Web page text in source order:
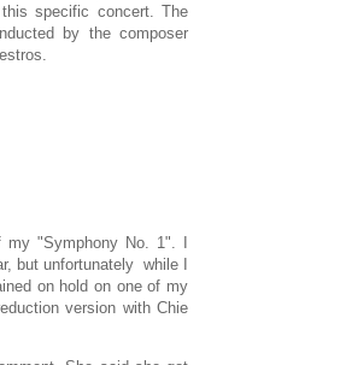
specific concert. The
by the composer
my "Symphony No. 1". I
but unfortunately while I
on hold on one of my
version with Chie